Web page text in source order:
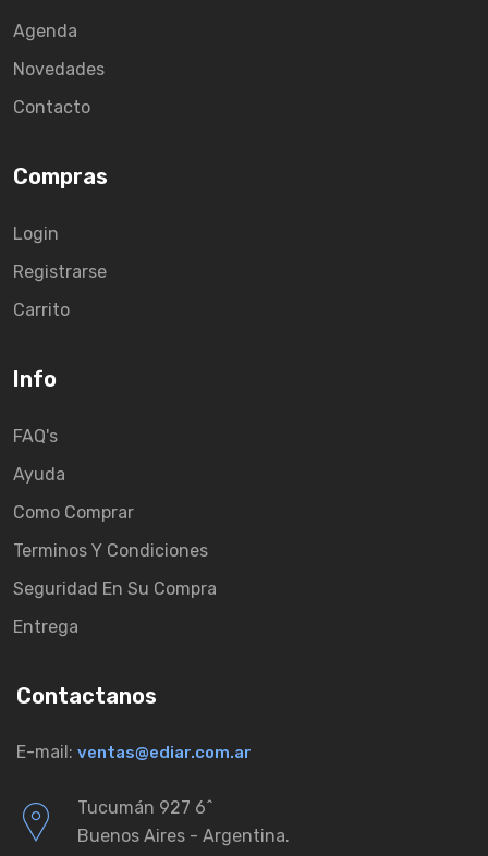
Agenda
Novedades
Contacto
Compras
Login
Registrarse
Carrito
Info
FAQ's
Ayuda
Como Comprar
Terminos Y Condiciones
Seguridad En Su Compra
Entrega
Contactanos
E-mail: ventas@ediar.com.ar
Tucumán 927 6ˆ
Buenos Aires - Argentina.